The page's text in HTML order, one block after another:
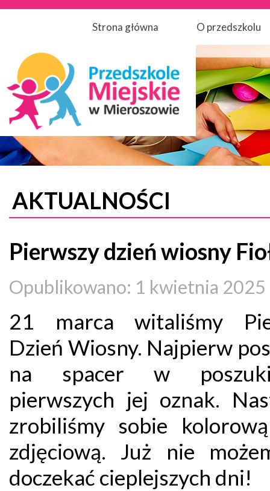
Strona główna O przedszkolu
AKTUALNOŚCI
Pierwszy dzień wiosny
Opublikowano: 1 kwietnia 2025
21 marca witaliśmy
Dzień Wiosny. Najpierw
na spacer w
pierwszych jej oznak.
zrobiliśmy sobie
zdjęciową. Już nie
doczekać cieplejszych dni!